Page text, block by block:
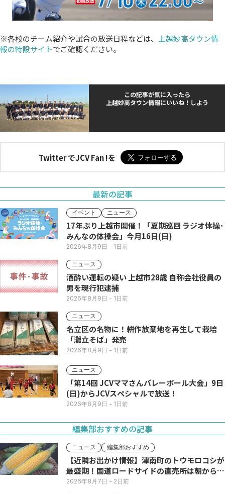
※各校のチーム紹介や試合の放送日程などは、 上越妙高タウン情
報の特設サイトでご確認ください。
この記事が気に入ったら
上越妙高タウン情報にいいね！しよう
Twitter でJCV Fan !を
最新の記事
イベント ニュース
17年ぶり上越市開催！「夏期巡回 ラジオ体操･
みんなの体操会」今月16日(日)
2026年8月9日 - 1日前
ニュース
酒酔い運転の疑い 上越市28歳 自称会社役員の
男を現行犯逮捕
2026年8月9日 - 1日前
ニュース
名立区の名物に！耕作放棄地を再生して栽培
「灘立そば」発売
2026年8月9日 - 1日前
ニュース
「第14回 JCVママさんバレーボール大会」9日
(日)からJCVスペシャルで放送！
2026年8月9日 - 1日前
編集部おすすめの記事
ニュース 編集部おすすめ
【近隣お出かけ情報】津南町のトウモロコシが
最盛期！国道ロードサイドの直売所は朝から長
い列
2026年8月7日 - 2日前